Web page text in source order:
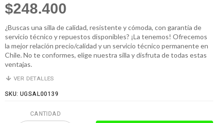
$248.400
¿Buscas una silla de calidad, resistente y cómoda, con garantía de
servicio técnico y repuestos disponibles? ¡La tenemos! Ofrecemos
la mejor relación precio/calidad y un servicio técnico permanente en
Chile. No te conformes, elige nuestra silla y disfruta de todas estas
ventajas.
VER DETALLES
SKU: UGSAL00139
CANTIDAD